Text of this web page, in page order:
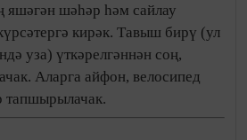
яшәгән шәһәр һәм сайлау
кирәк. Тавыш бирү (ул
уза) үткәрелгәннән соң,
Аларга айфон, велосипед
тапшырылачак.